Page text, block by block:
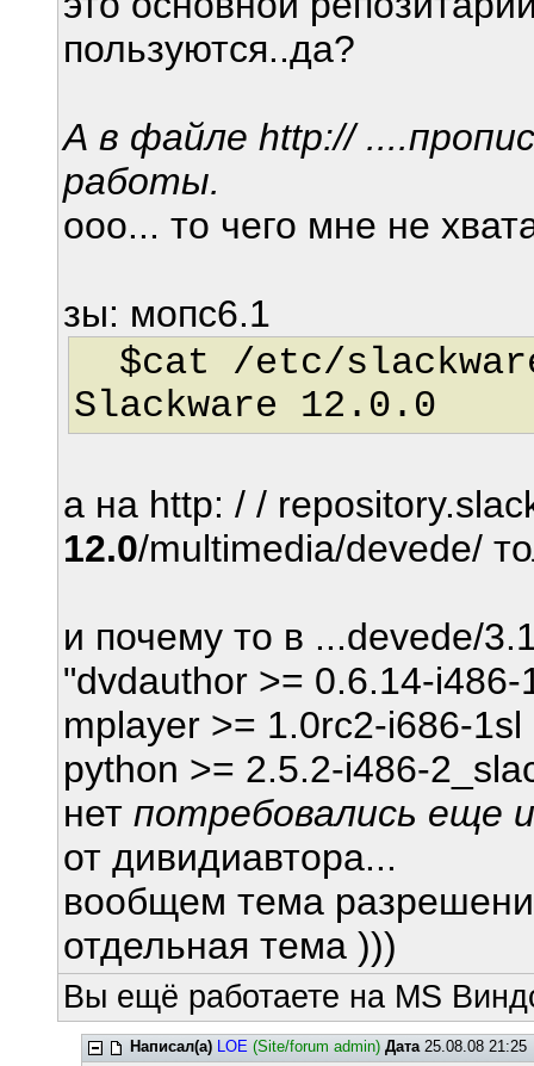
пользуются..да?
А в файле http://
работы.
ооо... то чего мне не
зы: мопс6.1
$cat /etc/
Slackware 12.0.0
а на http: / /
12.0/multimedia/devede/
и почему то в ...devede/
"dvdauthor >= 0.6.14-i486-
mplayer >= 1.0rc2-i686-1sl
python >= 2.5.2-i486-
нетпотребовались еще
от дивидиавтора...
вообщем тема
отдельная тема )))
Вы ещё работаете на MS
Написал(а) LOE (Site/forum admin) Дата25.08.08 21:25